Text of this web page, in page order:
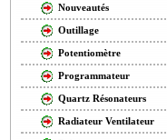
Nouveautés
Outillage
Potentiomètre
Programmateur
Quartz Résonateurs
Radiateur Ventilateur